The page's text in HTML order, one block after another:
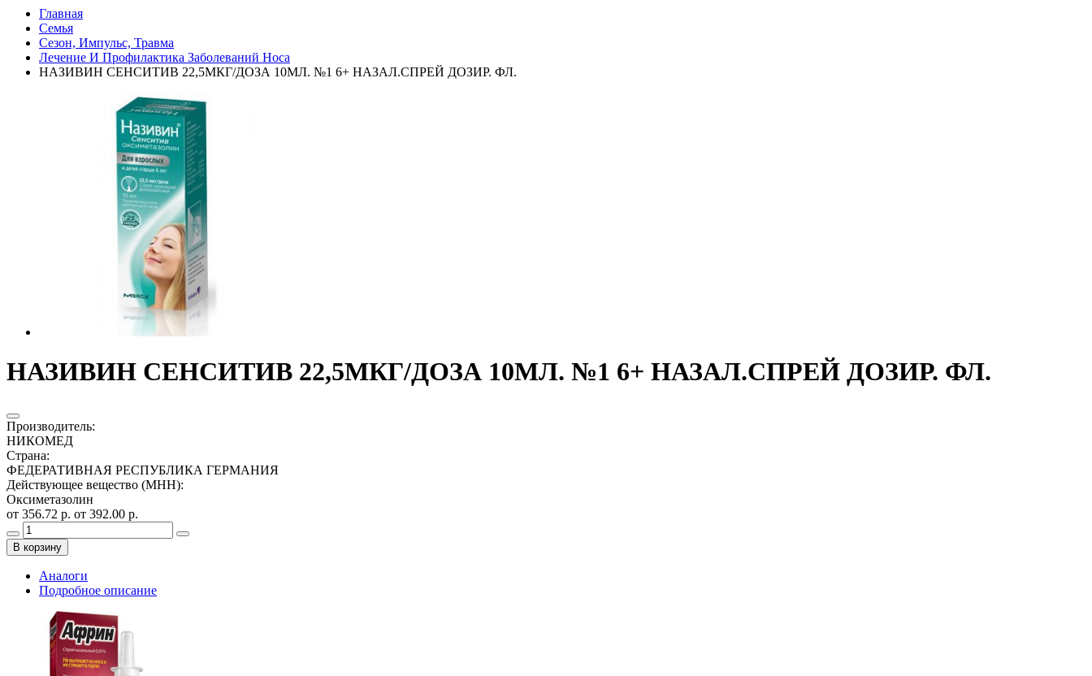
Главная
Семья
Сезон, Импульс, Травма
Лечение И Профилактика Заболеваний Носа
НАЗИВИН СЕНСИТИВ 22,5МКГ/ДОЗА 10МЛ. №1 6+ НАЗАЛ.СПРЕЙ ДОЗИР. ФЛ.
НАЗИВИН СЕНСИТИВ 22,5МКГ/ДОЗА 10МЛ. №1 6+ НАЗАЛ.СПРЕЙ ДОЗИР. ФЛ.
Производитель:
НИКОМЕД
Страна:
ФЕДЕРАТИВНАЯ РЕСПУБЛИКА ГЕРМАНИЯ
Действующее вещество (МНН):
Оксиметазолин
от 356.72 р. от 392.00 р.
В корзину
Аналоги
Подробное описание